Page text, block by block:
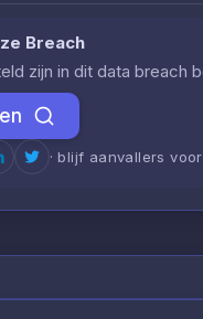
Breach
zijn in dit data breach
· blijf aanvallers voor